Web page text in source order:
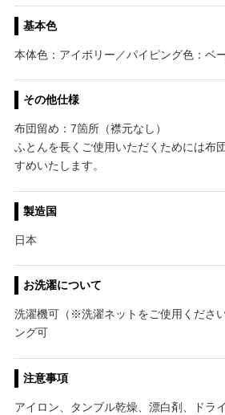
基本色
本体色：アイボリー／パイピング色：ベ
その他仕様
布団留め：7箇所（襟元なし）
ふとんを長くご使用いただくためには布
すめいたします。
製造国
日本
お洗濯について
洗濯機可（※洗濯ネットをご使用くださ
ング可
注意事項
アイロン、タンブル乾燥、漂白剤、ドラ